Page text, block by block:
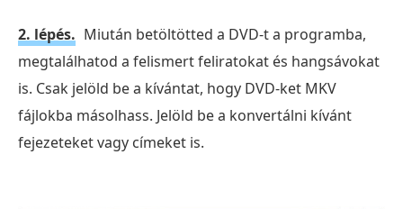
2. lépés. Miután betöltötted a DVD-t a programba,
megtalálhatod a felismert feliratokat és hangsávokat
is. Csak jelöld be a kívántat, hogy DVD-ket MKV
fájlokba másolhass. Jelöld be a konvertálni kívánt
fejezeteket vagy címeket is.